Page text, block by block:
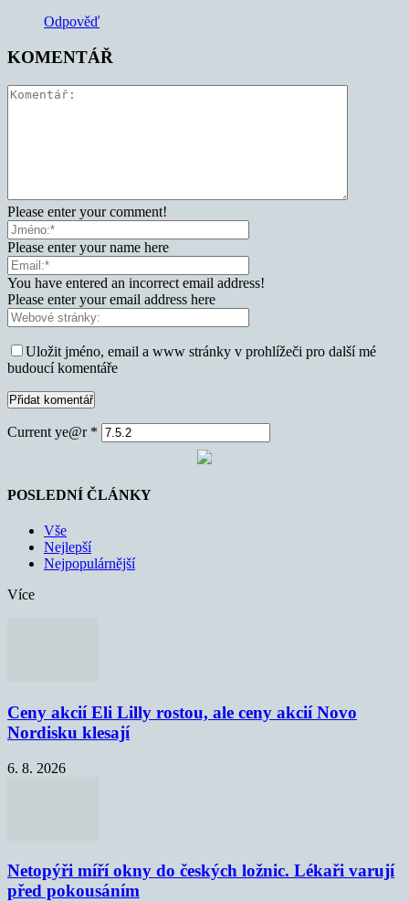
Odpověď
KOMENTÁŘ
Please enter your comment!
Please enter your name here
You have entered an incorrect email address!
Please enter your email address here
Uložit jméno, email a www stránky v prohlížeči pro další mé
budoucí komentáře
Current ye@r *
POSLEDNÍ ČLÁNKY
Vše
Nejlepší
Nejpopulárnější
Více
Ceny akcií Eli Lilly rostou, ale ceny akcií Novo
Nordisku klesají
6. 8. 2026
Netopýři míří okny do českých ložnic. Lékaři varují
před pokousáním